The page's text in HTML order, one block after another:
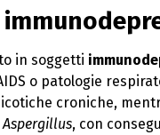
in soggetti
o patologie
croniche,
Aspergillus, con